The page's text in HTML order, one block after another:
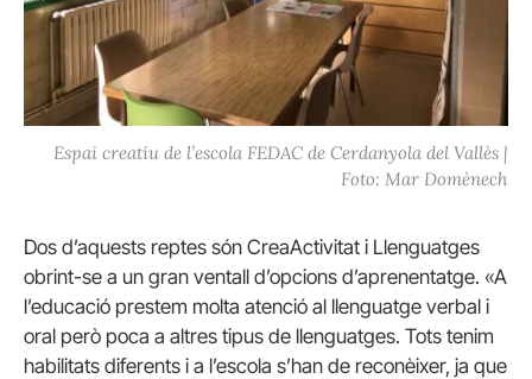
Espai creatiu de l’escola FEDAC de Cerdanyola del Vallès |
Foto: Mar Domènech
Dos d’aquests reptes són CreaActivitat i Llenguatges
obrint-se a un gran ventall d’opcions d’aprenentatge. «A
l’educació prestem molta atenció al llenguatge verbal i
oral però poca a altres tipus de llenguatges. Tots tenim
habilitats diferents i a l’escola s’han de reconèixer, ja que